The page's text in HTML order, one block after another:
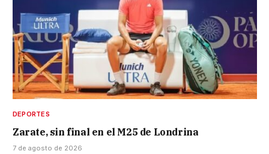
DEPORTES
Zarate, sin final en el M25 de Londrina
7 de agosto de 2026